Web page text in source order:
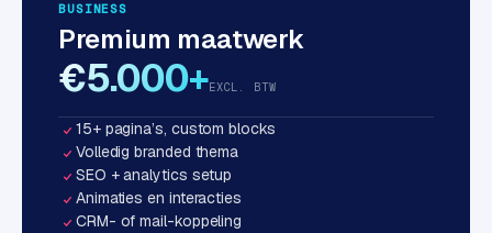
m
e
BUSINESS
Premium maatwerk
€5.000+EXCL. BTW
15+ pagina’s, custom blocks
Volledig branded thema
SEO + analytics setup
Animaties en interacties
CRM- of mail-koppeling